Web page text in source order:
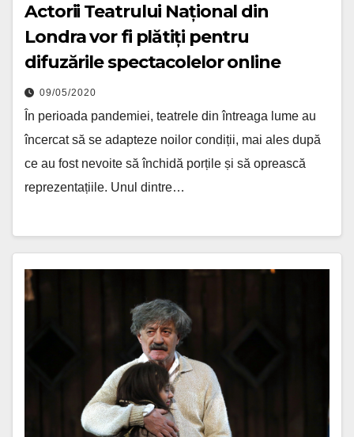
Actorii Teatrului Național din
Londra vor fi plătiți pentru
difuzările spectacolelor online
09/05/2020
În perioada pandemiei, teatrele din întreaga lume au
încercat să se adapteze noilor condiții, mai ales după
ce au fost nevoite să închidă porțile și să oprească
reprezentațiile. Unul dintre…